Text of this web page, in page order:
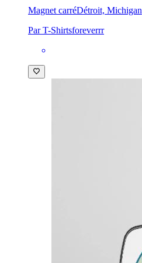
Magnet carréDétroit, Michigan
Par T-Shirtsforeverrr